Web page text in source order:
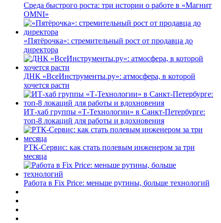
Среда быстрого роста: три истории о работе в «Магнит
OMNI»
«Пятёрочка»: стремительный рост от продавца до
директора
ДНК «ВсеИнструменты.ру»: атмосфера, в которой
хочется расти
ИТ-хаб группы «Т-Технологии» в Санкт-Петербурге:
топ-8 локаций для работы и вдохновения
РТК-Сервис: как стать полевым инженером за три
месяца
Работа в Fix Price: меньше рутины, больше технологий